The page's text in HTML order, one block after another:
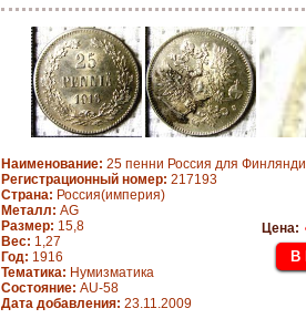
Наименование: 25 пенни Россия для
Регистрационный номер: 217193
Страна: Россия(империя)
Металл: AG
Размер: 15,8
Вес: 1,27
Год: 1916
Тематика: Нумизматика
Состояние: AU-58
Дата добавления: 23.11.2009
Цена: